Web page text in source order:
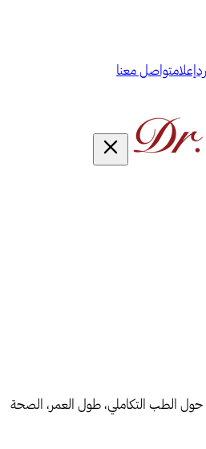
إعلامتواصل معنا
الطب التكاملي، طول العمر، الصحة